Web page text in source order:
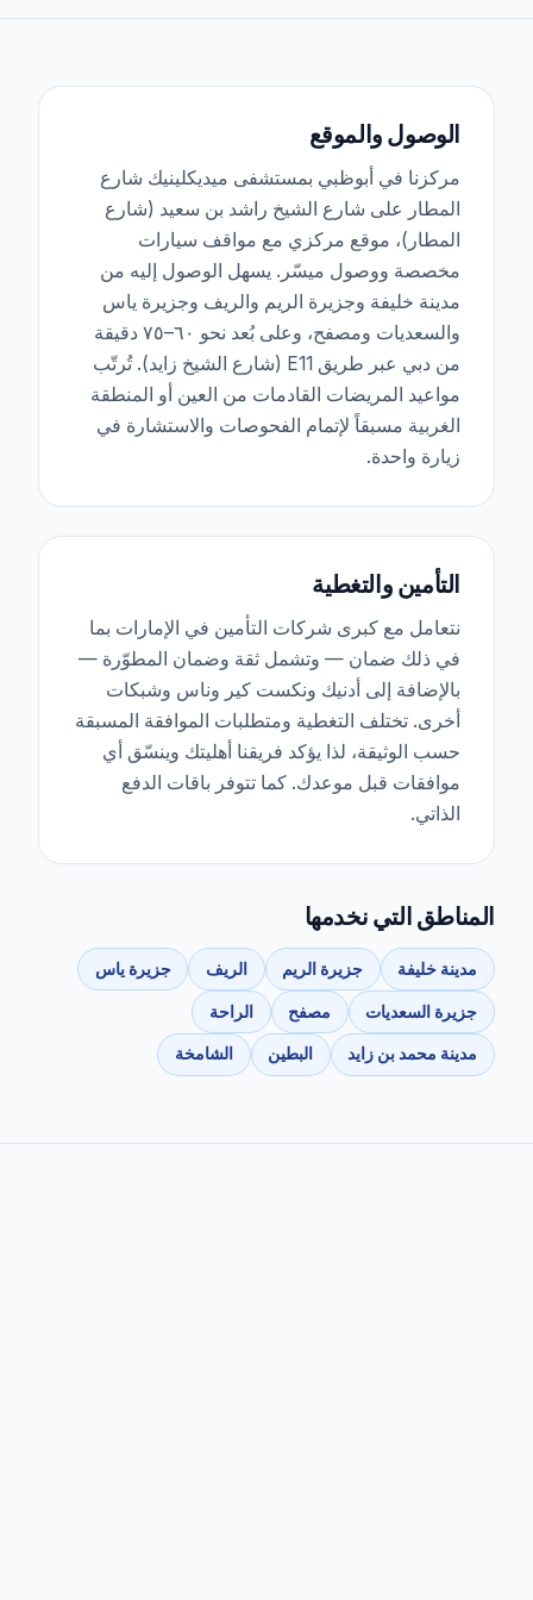
الوصول والموقع
مركزنا في أبوظبي بمستشفى ميديكلينيك شارع
المطار على شارع الشيخ راشد بن سعيد (شارع
المطار)، موقع مركزي مع مواقف سيارات
مخصصة ووصول ميسّر. يسهل الوصول إليه من
مدينة خليفة وجزيرة الريم والريف وجزيرة ياس
والسعديات ومصفح، وعلى بُعد نحو ٦٠–٧٥ دقيقة
من دبي عبر طريق E11 (شارع الشيخ زايد). تُرتّب
مواعيد المريضات القادمات من العين أو المنطقة
الغربية مسبقاً لإتمام الفحوصات والاستشارة في
زيارة واحدة.
التأمين والتغطية
نتعامل مع كبرى شركات التأمين في الإمارات بما
في ذلك ضمان — وتشمل ثقة وضمان المطوّرة —
بالإضافة إلى أدنيك ونكست كير وناس وشبكات
أخرى. تختلف التغطية ومتطلبات الموافقة المسبقة
حسب الوثيقة، لذا يؤكد فريقنا أهليتك وينسّق أي
موافقات قبل موعدك. كما تتوفر باقات الدفع
الذاتي.
المناطق التي نخدمها
مدينة خليفة جزيرة الريم الريف جزيرة ياس
جزيرة السعديات مصفح الراحة
مدينة محمد بن زايد البطين الشامخة